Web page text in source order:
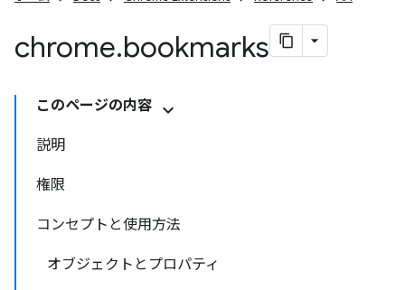
chrome.bookmarks
このページの内容
説明
権限
コンセプトと使用方法
オブジェクトとプロパティ